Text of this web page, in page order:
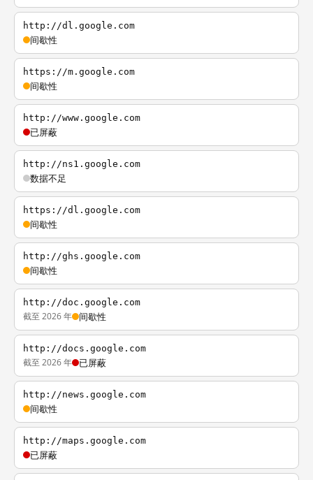
http://dl.google.com
间歇性
https://m.google.com
间歇性
http://www.google.com
已屏蔽
http://ns1.google.com
数据不足
https://dl.google.com
间歇性
http://ghs.google.com
间歇性
http://doc.google.com
截至 2026 年 间歇性
http://docs.google.com
截至 2026 年 已屏蔽
http://news.google.com
间歇性
http://maps.google.com
已屏蔽